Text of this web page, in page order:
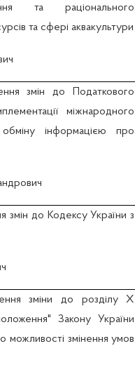
та раціонального
та сфері аквакультури
змін до Податкового
міжнародного
обміну інформацією про
змін до Кодексу України з
зміни до розділу Х
Закону України
можливості змінення умов